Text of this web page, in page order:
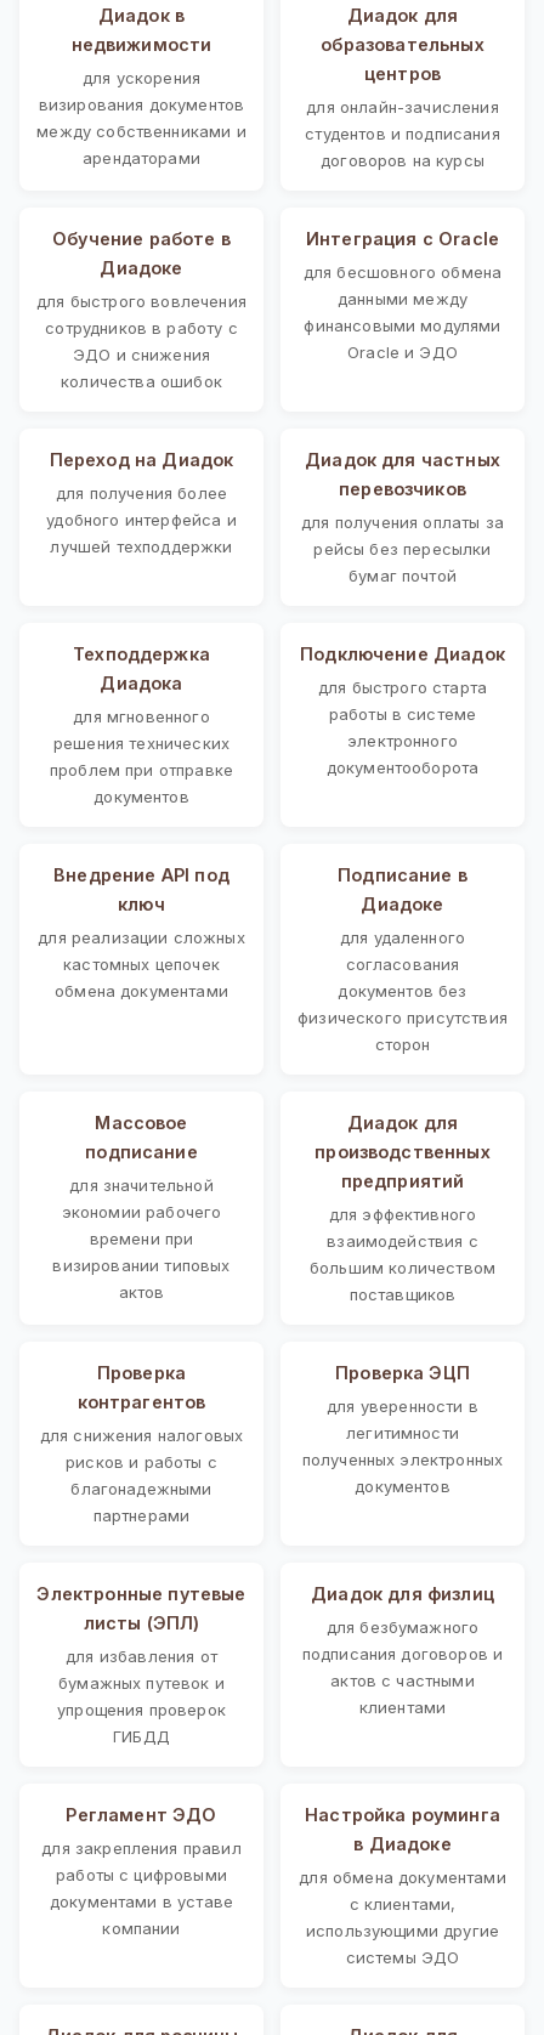
Диадок в
недвижимости
для ускорения
визирования документов
между собственниками и
арендаторами
Диадок для
образовательных
центров
для онлайн-зачисления
студентов и подписания
договоров на курсы
Обучение работе в
Диадоке
для быстрого вовлечения
сотрудников в работу с
ЭДО и снижения
количества ошибок
Интеграция с Oracle
для бесшовного обмена
данными между
финансовыми модулями
Oracle и ЭДО
Переход на Диадок
для получения более
удобного интерфейса и
лучшей техподдержки
Диадок для частных
перевозчиков
для получения оплаты за
рейсы без пересылки
бумаг почтой
Техподдержка
Диадока
для мгновенного
решения технических
проблем при отправке
документов
Подключение Диадок
для быстрого старта
работы в системе
электронного
документооборота
Внедрение API под
ключ
для реализации сложных
кастомных цепочек
обмена документами
Подписание в
Диадоке
для удаленного
согласования
документов без
физического присутствия
сторон
Массовое
подписание
для значительной
экономии рабочего
времени при
визировании типовых
актов
Диадок для
производственных
предприятий
для эффективного
взаимодействия с
большим количеством
поставщиков
Проверка
контрагентов
для снижения налоговых
рисков и работы с
благонадежными
партнерами
Проверка ЭЦП
для уверенности в
легитимности
полученных электронных
документов
Электронные путевые
листы (ЭПЛ)
для избавления от
бумажных путевок и
упрощения проверок
ГИБДД
Диадок для физлиц
для безбумажного
подписания договоров и
актов с частными
клиентами
Регламент ЭДО
для закрепления правил
работы с цифровыми
документами в уставе
компании
Настройка роуминга
в Диадоке
для обмена документами
с клиентами,
использующими другие
системы ЭДО